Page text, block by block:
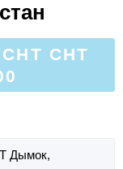
СНТ
Дымок,